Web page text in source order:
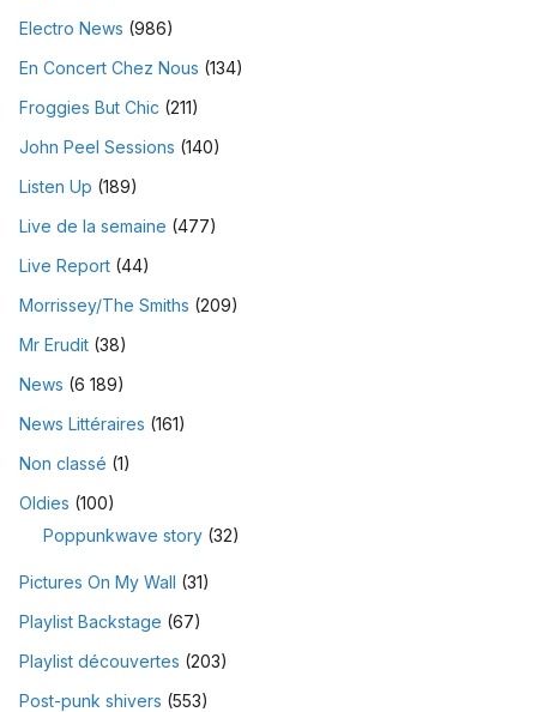
Electro News (986)
En Concert Chez Nous (134)
Froggies But Chic (211)
John Peel Sessions (140)
Listen Up (189)
Live de la semaine (477)
Live Report (44)
Morrissey/The Smiths (209)
Mr Erudit (38)
News (6 189)
News Littéraires (161)
Non classé (1)
Oldies (100)
Poppunkwave story (32)
Pictures On My Wall (31)
Playlist Backstage (67)
Playlist découvertes (203)
Post-punk shivers (553)